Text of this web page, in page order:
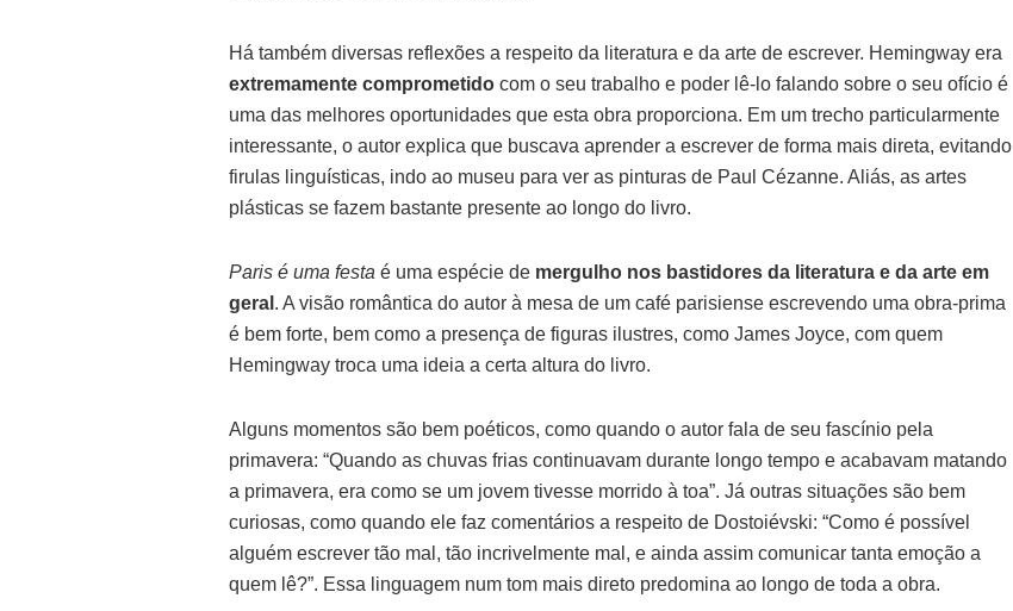
Há também diversas reflexões a respeito da literatura e da arte de escrever. Hemingway era
extremamente comprometido com o seu trabalho e poder lê-lo falando sobre o seu ofício é
uma das melhores oportunidades que esta obra proporciona. Em um trecho particularmente
interessante, o autor explica que buscava aprender a escrever de forma mais direta, evitando
firulas linguísticas, indo ao museu para ver as pinturas de Paul Cézanne. Aliás, as artes
plásticas se fazem bastante presente ao longo do livro.
Paris é uma festa é uma espécie de mergulho nos bastidores da literatura e da arte em
geral . A visão romântica do autor à mesa de um café parisiense escrevendo uma obra-prima
é bem forte, bem como a presença de figuras ilustres, como James Joyce, com quem
Hemingway troca uma ideia a certa altura do livro.
Alguns momentos são bem poéticos, como quando o autor fala de seu fascínio pela
primavera: “Quando as chuvas frias continuavam durante longo tempo e acabavam matando
a primavera, era como se um jovem tivesse morrido à toa”. Já outras situações são bem
curiosas, como quando ele faz comentários a respeito de Dostoiévski: “Como é possível
alguém escrever tão mal, tão incrivelmente mal, e ainda assim comunicar tanta emoção a
quem lê?”. Essa linguagem num tom mais direto predomina ao longo de toda a obra.